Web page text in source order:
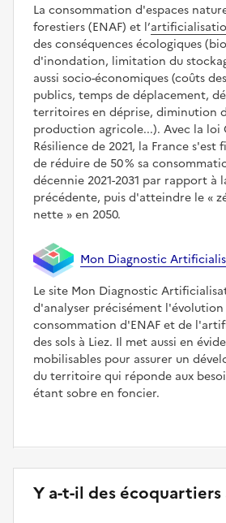
La consommation d'espaces
forestiers (ENAF) et l’
des conséquences écologiques
d'inondation, limitation du
aussi socio-économiques (coûts
publics, temps de déplacement,
territoires en déprise, diminution
production agricole...). Avec la loi
Résilience de 2021, la France
de réduire de 50 % sa
décennie 2021-2031 par rapport à
précédente, puis d'atteindre le
nette
en 2050.
Mon Diagnostic
Le site Mon Diagnostic
d'analyser précisément l'évolution
consommation d'ENAF et de
des sols à Liez. Il met aussi en
mobilisables pour assurer un
du territoire qui réponde aux
étant sobre en foncier.
Y a-t-il des écoquartiers